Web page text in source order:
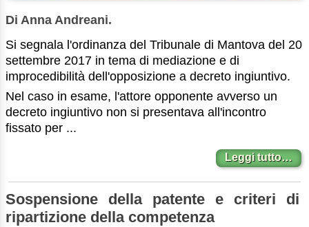
Di Anna Andreani.
Si segnala l'ordinanza del Tribunale di Mantova del 20
settembre 2017 in tema di mediazione e di
improcedibilità dell'opposizione a decreto ingiuntivo.
Nel caso in esame, l'attore opponente avverso un
decreto ingiuntivo non si presentava all'incontro
fissato per ...
Leggi tutto…
Sospensione della patente e criteri di
ripartizione della competenza